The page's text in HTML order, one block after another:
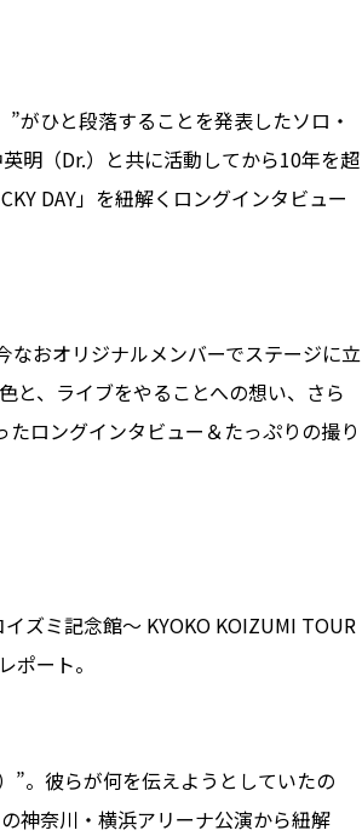
がひと段落することを発表したソロ・
明（Dr.）と共に活動してから10年を超
DAY」を紐解くロングインタビュー
おオリジナルメンバーでステージに立
、ライブをやることへの想い、さら
ロングインタビュー＆たっぷりの撮り
ズミ記念館〜 KYOKO KOIZUMI TOUR
ート。
”。彼らが何を伝えようとしていたの
神奈川・横浜アリーナ公演から紐解